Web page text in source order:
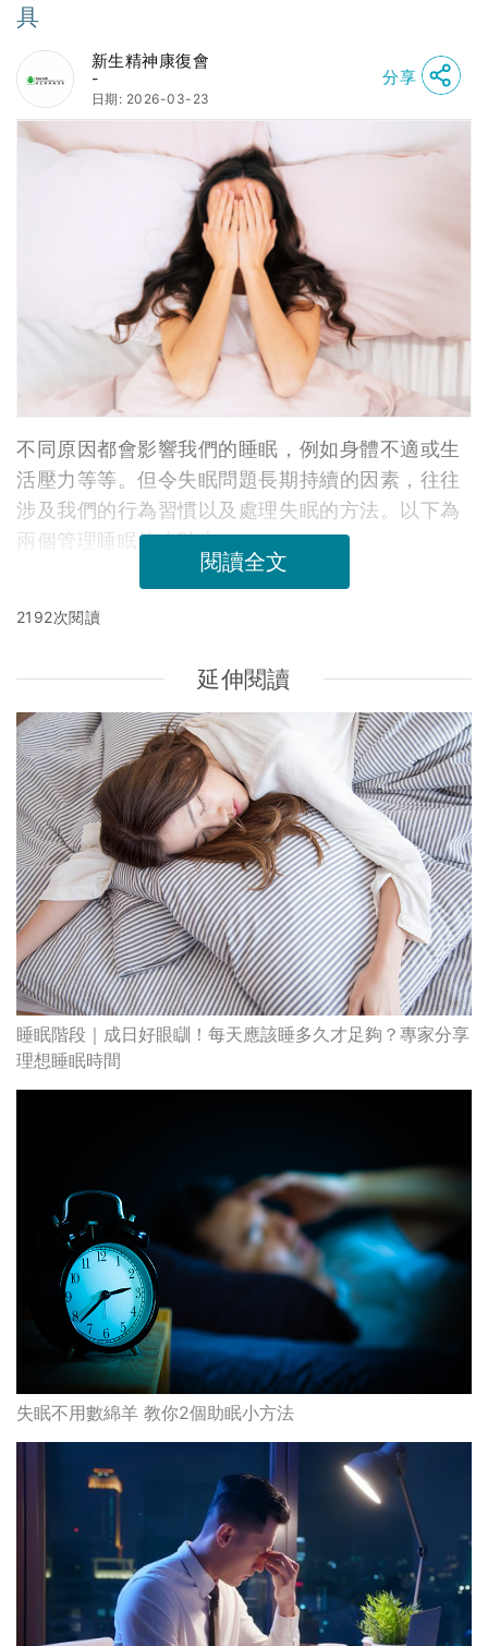
具
新生精神康復會
-
日期: 2026-03-23
分享
不同原因都會影響我們的睡眠，例如身體不適或生
活壓力等等。但令失眠問題長期持續的因素，往往
涉及我們的行為習慣以及處理失眠的方法。以下為
兩個管理睡眠的小貼士：
閱讀全文
2192次閱讀
延伸閱讀
睡眠階段｜成日好眼瞓！每天應該睡多久才足夠？專家分享
理想睡眠時間
失眠不用數綿羊 教你2個助眠小方法